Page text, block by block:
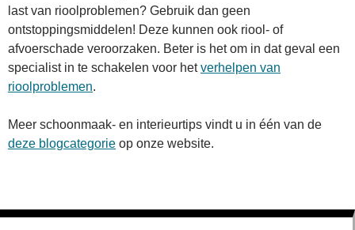
last van rioolproblemen? Gebruik dan geen
ontstoppingsmiddelen! Deze kunnen ook riool- of
afvoerschade veroorzaken. Beter is het om in dat geval een
specialist in te schakelen voor hetverhelpen van
rioolproblemen.
Meer schoonmaak- en interieurtips vindt u in één van de
deze blogcategorie op onze website.